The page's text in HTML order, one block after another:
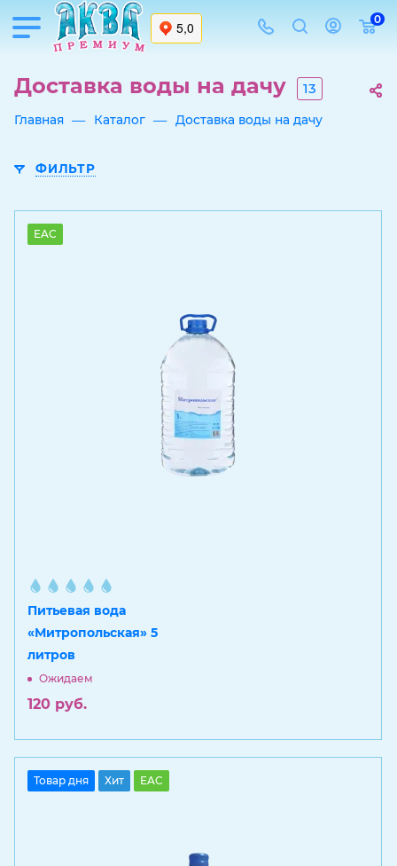
0
Доставка воды на дачу 13
Главная — Каталог — Доставка воды на дачу
ФИЛЬТР
EAC
Питьевая вода
«Митропольская» 5
литров
Ожидаем
120 руб.
Товар дня Хит EAC